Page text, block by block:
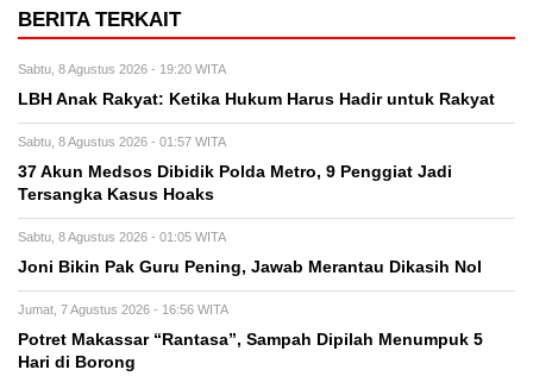
BERITA TERKAIT
Sabtu, 8 Agustus 2026 - 19:20 WITA
LBH Anak Rakyat: Ketika Hukum Harus Hadir untuk Rakyat
Sabtu, 8 Agustus 2026 - 01:57 WITA
37 Akun Medsos Dibidik Polda Metro, 9 Penggiat Jadi
Tersangka Kasus Hoaks
Sabtu, 8 Agustus 2026 - 01:05 WITA
Joni Bikin Pak Guru Pening, Jawab Merantau Dikasih Nol
Jumat, 7 Agustus 2026 - 16:56 WITA
Potret Makassar “Rantasa”, Sampah Dipilah Menumpuk 5
Hari di Borong